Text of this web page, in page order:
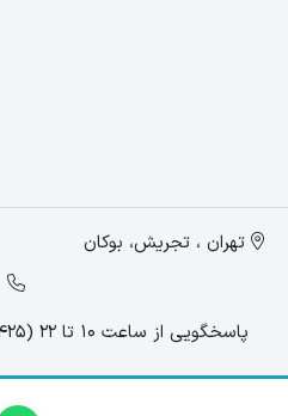
تهران ، تجریش، بوکان
پاسخگویی از ساعت 10 تا 22 (425 7575 0902 - 02191016284)